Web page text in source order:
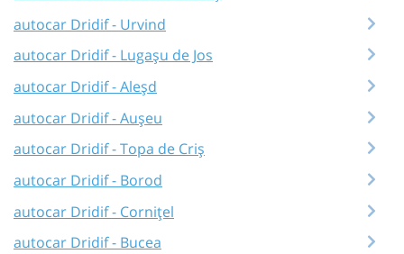
autocar Dridif - Urvind
autocar Dridif - Lugașu de Jos
autocar Dridif - Aleșd
autocar Dridif - Aușeu
autocar Dridif - Topa de Criș
autocar Dridif - Borod
autocar Dridif - Cornițel
autocar Dridif - Bucea